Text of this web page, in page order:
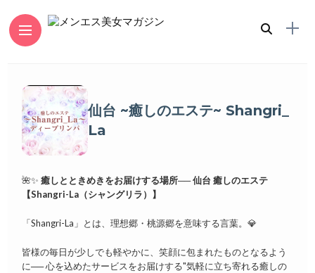
仙台 ~癒しのエステ~ Shangri_
La
🌺✨癒しとときめきをお届けする場所──仙台 癒しのエステ
【Shangri-La（シャングリラ）】
「Shangri-La」とは、理想郷・桃源郷を意味する言葉。💎
皆様の毎日が少しでも軽やかに、笑顔に包まれたものとなるよう
に── 心を込めたサービスをお届けする"気軽に立ち寄れる癒しの